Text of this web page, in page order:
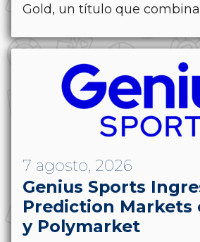
Gold, un título que combina
7 agosto, 2026
Genius Sports
Prediction Markets
y Polymarket